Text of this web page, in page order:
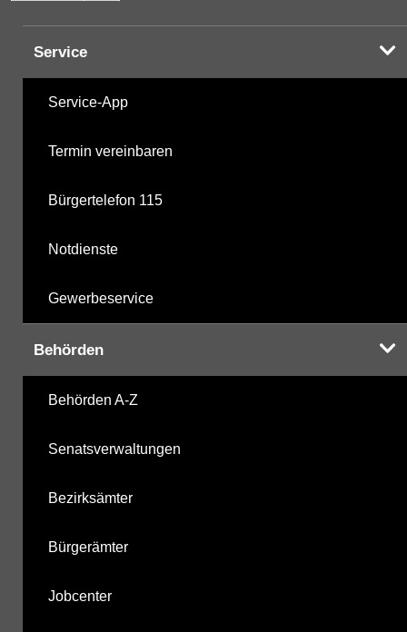
Service
Service-App
Termin vereinbaren
Bürgertelefon 115
Notdienste
Gewerbeservice
Behörden
Behörden A-Z
Senatsverwaltungen
Bezirksämter
Bürgerämter
Jobcenter